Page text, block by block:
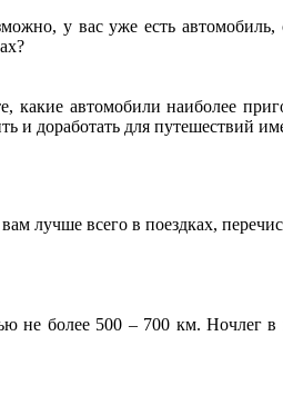
у вас уже есть
какие автомобили наиболее
и доработать для путешествий
лучше всего в поездках,
не более 500 – 700 км. Ночлег